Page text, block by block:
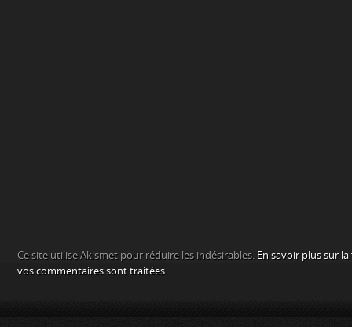
Ce site utilise Akismet pour réduire les indésirables. En savoir plus sur
vos commentaires sont traitées.